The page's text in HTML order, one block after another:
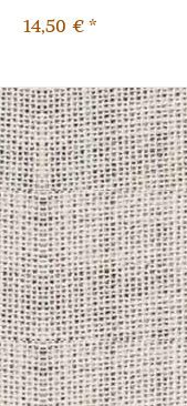
14,50 € *